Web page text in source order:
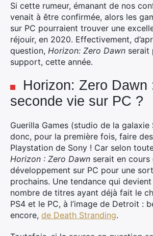
Si cette rumeur, émanant de nos
venait à être confirmée, alors les
sur PC pourraient trouver une
réjouir, en 2020. Effectivement,
question, Horizon: Zero Dawn serait
support, cette année.
Horizon: Zero Dawn
seconde vie sur PC ?
Guerilla Games (studio de la
donc, pour la première fois, faire
Playstation de Sony ! Car selon
Horizon : Zero Dawn serait en cours
développement sur PC pour une
prochains. Une tendance qui
nombre de titres ayant déjà fait le
PS4 et le PC, à l’image de Detroit :
encore, de Death Stranding.